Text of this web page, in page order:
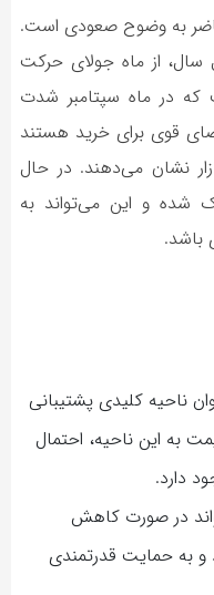
حاضر به وضوح صعودی است.
از ماه جولای حرکت
در ماه سپتامبر شدت
قوی برای خرید هستند
نشان می‌دهند. در حال
شده و این می‌تواند به
باشد.
ناحیه کلیدی پشتیبانی
به این ناحیه، احتمال
دارد.
در صورت کاهش
و به حمایت قدرتمندی